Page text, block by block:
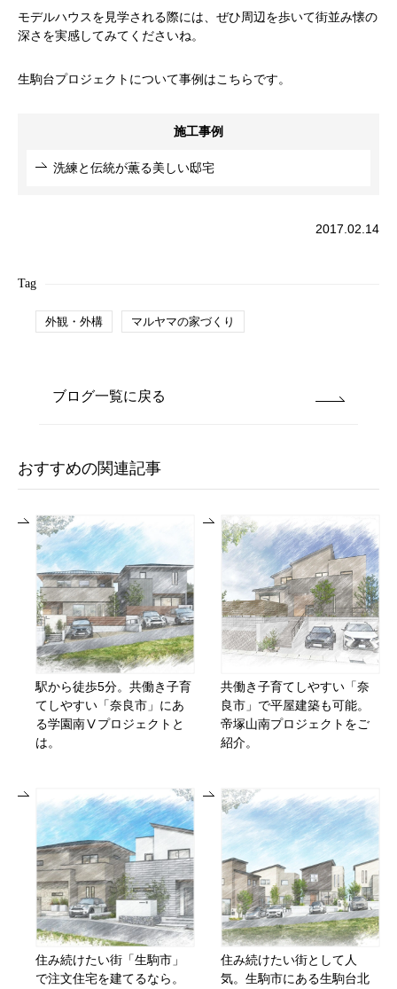
モデルハウスを見学される際には、ぜひ周辺を歩いて街並み懐の
深さを実感してみてくださいね。
生駒台プロジェクトについて事例はこちらです。
施工事例
洗練と伝統が薫る美しい邸宅
2017.02.14
Tag
外観・外構 マルヤマの家づくり
ブログ一覧に戻る
おすすめの関連記事
駅から徒歩5分。共働き子育
てしやすい「奈良市」にあ
る学園南Ⅴプロジェクトと
は。
共働き子育てしやすい「奈
良市」で平屋建築も可能。
帝塚山南プロジェクトをご
紹介。
住み続けたい街「生駒市」
で注文住宅を建てるなら。
住み続けたい街として人
気。生駒市にある生駒台北